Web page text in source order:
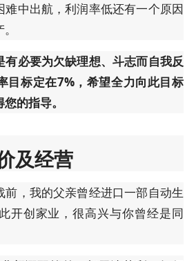
难中出航，利润率低还有一个原因
有必要为欠缺理想、斗志而自我反
目标定在7%，希望全力向此目标
的指导。
及经营
前，我的父亲曾经进口一部自动生
开创家业，很高兴与你曾经是同